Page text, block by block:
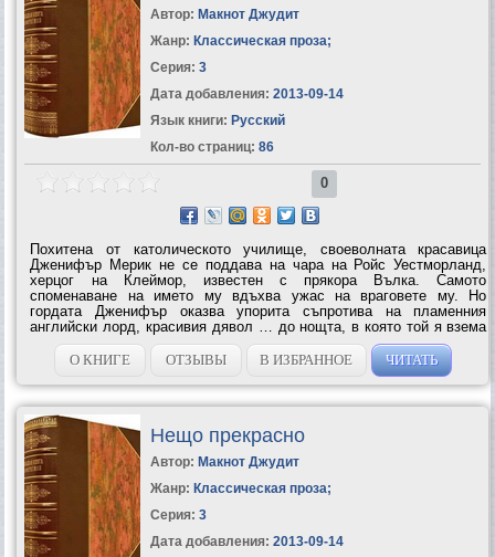
Автор: Макнот Джудит
Жанр: Классическая проза;
Серия: 3
Дата добавления: 2013-09-14
Язык книги: Русский
Кол-во страниц: 86
0
Похитена от католическото училище, своеволната красавица
Дженифър Мерик не се поддава на чара на Ройс Уестморланд,
херцог на Клеймор, известен с прякора Вълка. Самото
споменаване на името му вдъхва ужас на враговете му. Но
гордата Дженифър оказва упорита съпротива на пламенния
английски лорд, красивия дявол … до нощта, в която той я взема
в прегръдките си и пробужда в нея неустоимо желание. Но след
тази вълшебна нощ Дженифър попада в...
О КНИГЕ ОТЗЫВЫ В ИЗБРАННОЕ ЧИТАТЬ
Нещо прекрасно
Автор: Макнот Джудит
Жанр: Классическая проза;
Серия: 3
Дата добавления: 2013-09-14